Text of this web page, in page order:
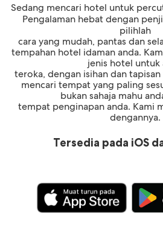
Sedang mencari hotel untuk
Pengalaman hebat dengan
pilihlah
cara yang mudah, pantas dan
tempahan hotel idaman anda.
jenis hotel untuk
teroka, dengan isihan dan
mencari tempat yang paling
bukan sahaja mahu
tempat penginapan anda. Kami
dengannya.
Tersedia pada iOS